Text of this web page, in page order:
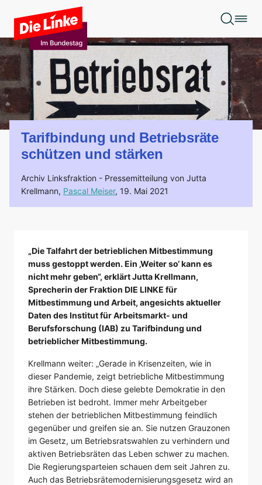
Zum Hauptinhalt springen
Tarifbindung und Betriebsräte
schützen und stärken
Archiv Linksfraktion - Pressemitteilung von Jutta
Krellmann, Pascal Meiser, 19. Mai 2021
„Die Talfahrt der betrieblichen Mitbestimmung
muss gestoppt werden. Ein ‚Weiter so‘ kann es
nicht mehr geben“, erklärt Jutta Krellmann,
Sprecherin der Fraktion DIE LINKE für
Mitbestimmung und Arbeit, angesichts aktueller
Daten des Institut für Arbeitsmarkt- und
Berufsforschung (IAB) zu Tarifbindung und
betrieblicher Mitbestimmung.
Krellmann weiter: „Gerade in Krisenzeiten, wie in
dieser Pandemie, zeigt betriebliche Mitbestimmung
ihre Stärken. Doch diese gelebte Demokratie in den
Betrieben ist bedroht. Immer mehr Arbeitgeber
stehen der betrieblichen Mitbestimmung feindlich
gegenüber und greifen sie an. Sie nutzen Grauzonen
im Gesetz, um Betriebsratswahlen zu verhindern und
aktiven Betriebsräten das Leben schwer zu machen.
Die Regierungsparteien schauen dem seit Jahren zu.
Auch das Betriebsrätemodernisierungsgesetz wird an